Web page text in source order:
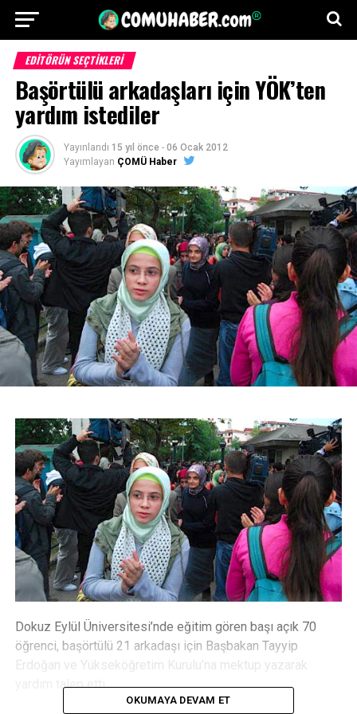
EDITÖRÜN SEÇTIKLERI
Başörtülü arkadaşları için YÖK’ten
yardım istediler
Yayınlandı 15 yıl önce - 06 Ocak 2012
Yayımlayan ÇOMÜ Haber
Dokuz Eylül Üniversitesi’nde eğitim gören başı açık 70
öğrenci, başörtülü 21 arkadaşı için Başbakan Tayyip
Erdoğan ve Yükseköğretim Kurulu’na mektup yazarak
yardım talep etti.
OKUMAYA DEVAM ET